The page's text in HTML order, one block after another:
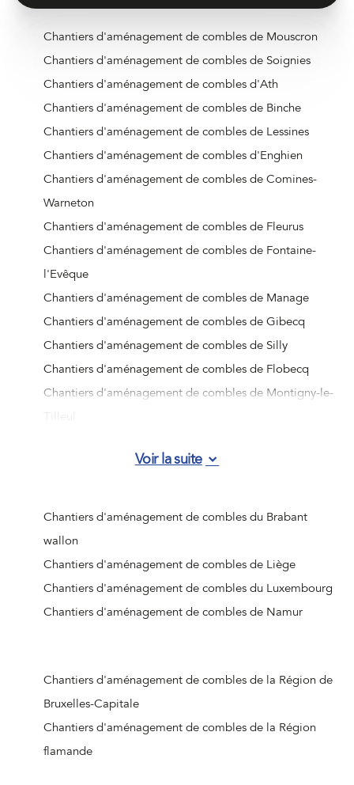
Chantiers d'aménagement de combles de Mouscron
Chantiers d'aménagement de combles de Soignies
Chantiers d'aménagement de combles d'Ath
Chantiers d'aménagement de combles de Binche
Chantiers d'aménagement de combles de Lessines
Chantiers d'aménagement de combles d'Enghien
Chantiers d'aménagement de combles de Comines-
Warneton
Chantiers d'aménagement de combles de Fleurus
Chantiers d'aménagement de combles de Fontaine-
l'Evêque
Chantiers d'aménagement de combles de Manage
Chantiers d'aménagement de combles de Gibecq
Chantiers d'aménagement de combles de Silly
Chantiers d'aménagement de combles de Flobecq
Chantiers d'aménagement de combles de Montigny-le-
Chantiers d'aménagement de combles d'Hornu
Chantiers d'aménagement de combles de Colfontaine
Chantiers d'aménagement de combles de Bernissart
Chantiers d'aménagement de combles d'Honnelles
Chantiers d'aménagement de combles de Deux-Acren
Chantiers d'aménagement de combles d'Ellezelles
Chantiers d'aménagement de combles de Les Bons
Villers
Chantiers d'aménagement de combles d'Angre
Voir la suite
Chantiers d'aménagement de combles du Brabant
wallon
Chantiers d'aménagement de combles de Liège
Chantiers d'aménagement de combles du Luxembourg
Chantiers d'aménagement de combles de Namur
Chantiers d'aménagement de combles de la Région de
Bruxelles-Capitale
Chantiers d'aménagement de combles de la Région
flamande